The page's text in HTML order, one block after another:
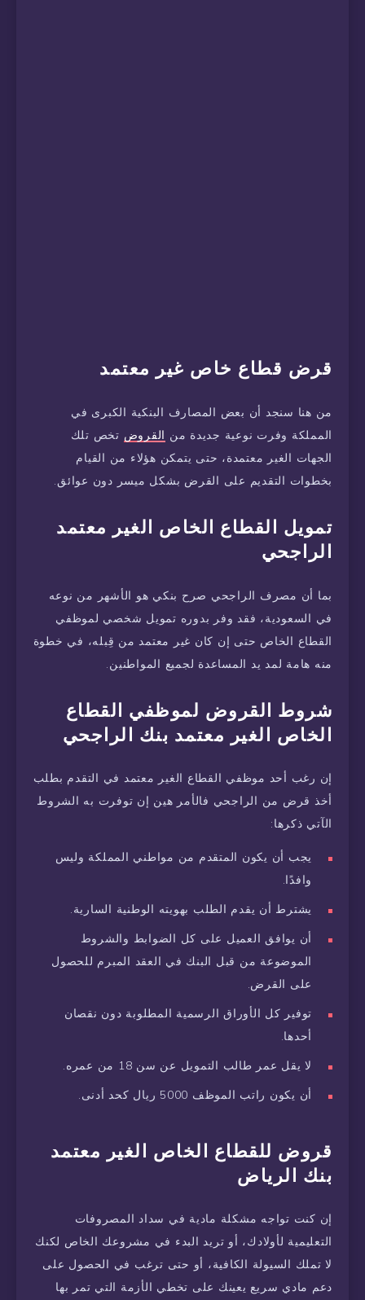
قرض قطاع خاص غير معتمد
من هنا سنجد أن بعض المصارف البنكية الكبرى في
المملكة وفرت نوعية جديدة من القروض تخص تلك
الجهات الغير معتمدة، حتى يتمكن هؤلاء من القيام
بخطوات التقديم على القرض بشكل ميسر دون عوائق.
تمويل القطاع الخاص الغير معتمد
الراجحي
بما أن مصرف الراجحي صرح بنكي هو الأشهر من نوعه
في السعودية، فقد وفر بدوره تمويل شخصي لموظفي
القطاع الخاص حتى إن كان غير معتمد من قِبله، في خطوة
منه هامة لمد يد المساعدة لجميع المواطنين.
شروط القروض لموظفي القطاع
الخاص الغير معتمد بنك الراجحي
إن رغب أحد موظفي القطاع الغير معتمد في التقدم بطلب
أخذ قرض من الراجحي فالأمر هين إن توفرت به الشروط
الآتي ذكرها:
يجب أن يكون المتقدم من مواطني المملكة وليس
وافدًا.
يشترط أن يقدم الطلب بهويته الوطنية السارية.
أن يوافق العميل على كل الضوابط والشروط
الموضوعة من قبل البنك في العقد المبرم للحصول
على القرض.
توفير كل الأوراق الرسمية المطلوبة دون نقصان
أحدها.
لا يقل عمر طالب التمويل عن سن 18 من عمره.
أن يكون راتب الموظف 5000 ريال كحد أدنى.
قروض للقطاع الخاص الغير معتمد
بنك الرياض
إن كنت تواجه مشكلة مادية في سداد المصروفات
التعليمية لأولادك، أو تريد البدء في مشروعك الخاص لكنك
لا تملك السيولة الكافية، أو حتى ترغب في الحصول على
دعم مادي سريع يعينك على تخطي الأزمة التي تمر بها